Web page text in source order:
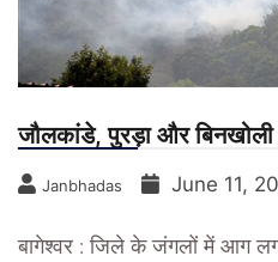
जौलकांडे, पुरड़ा और
Janbhadas June 11,
बागेश्वर : जिले के जंगलों में आग